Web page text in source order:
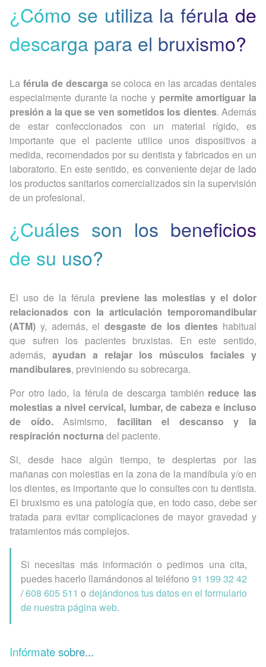
¿Cómo se utiliza la férula de
descarga para el bruxismo?
La férula de descarga se coloca en las arcadas dentales
especialmente durante la noche y permite amortiguar la
presión a la que se ven sometidos los dientes. Además
de estar confeccionados con un material rígido, es
importante que el paciente utilice unos dispositivos a
medida, recomendados por su dentista y fabricados en un
laboratorio. En este sentido, es conveniente dejar de lado
los productos sanitarios comercializados sin la supervisión
de un profesional.
¿Cuáles son los beneficios
de su uso?
El uso de la férula previene las molestias y el dolor
relacionados con la articulación temporomandibular
(ATM) y, además, el desgaste de los dientes habitual
que sufren los pacientes bruxistas. En este sentido,
además, ayudan a relajar los músculos faciales y
mandibulares, previniendo su sobrecarga.
Por otro lado, la férula de descarga también reduce las
molestias a nivel cervical, lumbar, de cabeza e incluso
de oído.Asimismo, facilitan el descanso y la
respiración nocturna del paciente.
Si, desde hace algún tiempo, te despiertas por las
mañanas con molestias en la zona de la mandíbula y/o en
los dientes, es importante que lo consultes con tu dentista.
El bruxismo es una patología que, en todo caso, debe ser
tratada para evitar complicaciones de mayor gravedad y
tratamientos más complejos.
Si necesitas más información o pedirnos una cita,
puedes hacerlo llamándonos al teléfono 91 199 32 42
/608 605 511 o dejándonos tus datos en el formulario
de nuestra página web.
Infórmate sobre...